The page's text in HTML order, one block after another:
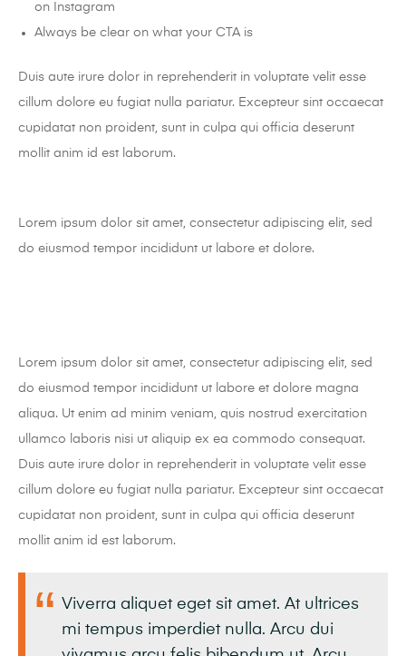
on Instagram
Always be clear on what your CTA is
Duis aute irure dolor in reprehenderit in voluptate velit esse
cillum dolore eu fugiat nulla pariatur. Excepteur sint occaecat
cupidatat non proident, sunt in culpa qui officia deserunt
mollit anim id est laborum.
Lorem ipsum dolor sit amet, consectetur adipiscing elit, sed
do eiusmod tempor incididunt ut labore et dolore.
Lorem ipsum dolor sit amet, consectetur adipiscing elit, sed
do eiusmod tempor incididunt ut labore et dolore magna
aliqua. Ut enim ad minim veniam, quis nostrud exercitation
ullamco laboris nisi ut aliquip ex ea commodo consequat.
Duis aute irure dolor in reprehenderit in voluptate velit esse
cillum dolore eu fugiat nulla pariatur. Excepteur sint occaecat
cupidatat non proident, sunt in culpa qui officia deserunt
mollit anim id est laborum.
Viverra aliquet eget sit amet. At ultrices
mi tempus imperdiet nulla. Arcu dui